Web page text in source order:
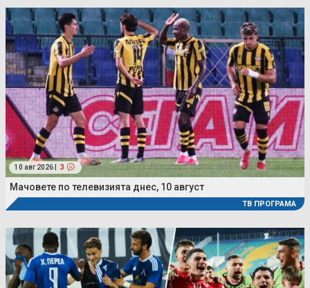
10 авг 2026 | 3
Мачовете по телевизията днес, 10 август
ТВ ПРОГРАМА